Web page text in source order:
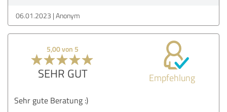
06.01.2023 Anonym
5,00 von 5
SEHR GUT Empfehlung
Sehr gute Beratung :)